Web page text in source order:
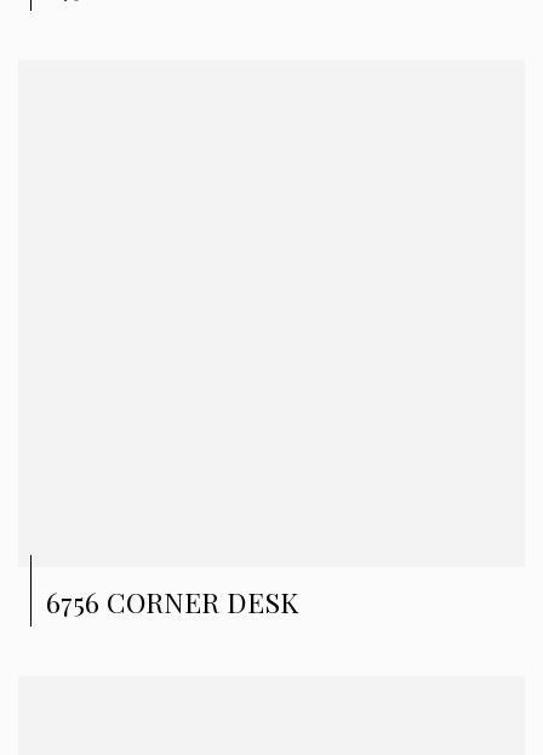
6756 CORNER DESK